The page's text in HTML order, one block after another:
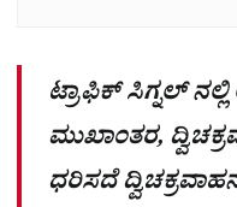
ಟ್ರಾಫಿಕ್ ಸಿಗ್ನಲ್
ಮುಖಾಂತರ,
ಧರಿಸದೆ